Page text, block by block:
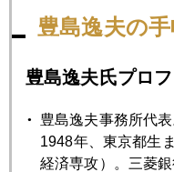
2007年11月28日
砂漠の洪水
豊島逸夫の
豊島逸夫氏プロ
豊島逸夫事務所代表
1948年、東京都生
経済専攻）。三菱